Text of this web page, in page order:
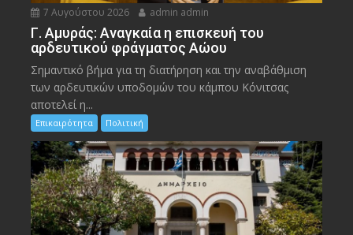
7 Αυγούστου 2026 admin admin
Γ. Αμυράς: Αναγκαία η επισκευή του
αρδευτικού φράγματος Αώου
Σημαντικό βήμα για τη διατήρηση και την αναβάθμιση
των αρδευτικών υποδομών του κάμπου Κόνιτσας
αποτελεί η...
Επικαιρότητα Πολιτική